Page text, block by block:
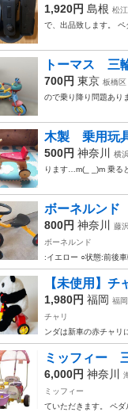
1,920円 島根 松
で、出品致します。 ペ
トーマス 三
700円 東京 板橋区
ので乗り降り問題あり
木製 乗用玩
500円 神奈川 横
ります…m(_ _)m 乗る
ボーネルン
800円 神奈川 藤
ボーネルンド
:イエロー ○状態:前後
【未使用】
1,980円 福岡 福
チャリ
ンダは新車の赤チャリ
ミッフィー
6,000円 神奈川
ミッフィー
ていただきます。 ペダ